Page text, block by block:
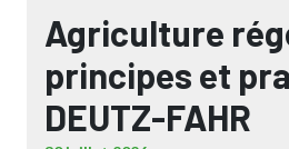
Agriculture
principes et
DEUTZ-FAHR